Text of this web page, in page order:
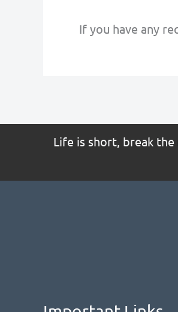
If you have any
Life is short, break